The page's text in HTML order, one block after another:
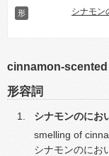
形 シナモン
cinnamon-scented
形容詞
シナモンのにお
smelling of
シナモンのにお